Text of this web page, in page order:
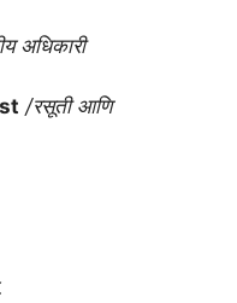
अधिकारी
/रसूती आणि